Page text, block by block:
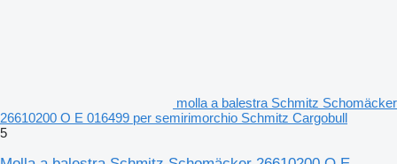
molla a balestra Schmitz Schomäcker
26610200 O E 016499 per semirimorchio Schmitz Cargobull
5